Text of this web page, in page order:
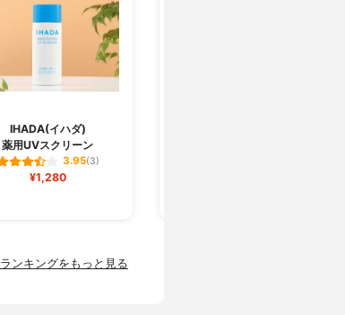
IHADA(イハダ)
薬用UVスクリーン
3.95(3)
¥1,280
ンキングをもっと見る